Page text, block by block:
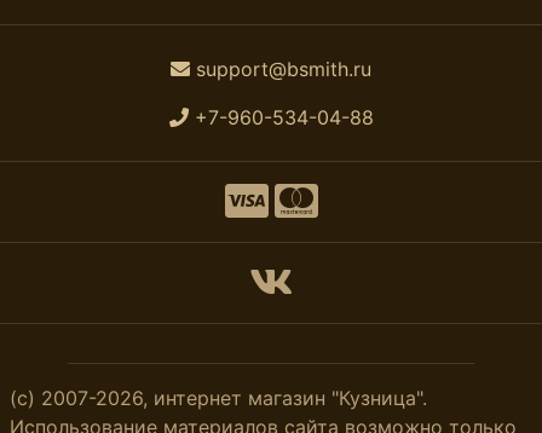
support@bsmith.ru
+7-960-534-04-88
(с) 2007-2026, интернет магазин "Кузница".
Использование материалов сайта возможно только